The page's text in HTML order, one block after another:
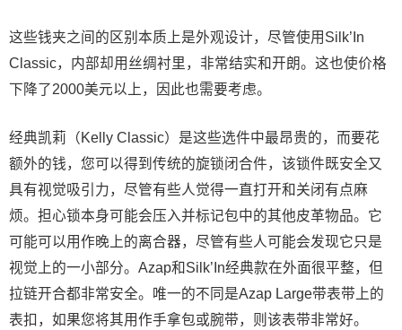
这些钱夹之间的区别本质上是外观设计，尽管使用Silk’In
Classic，内部却用丝绸衬里，非常结实和开朗。这也使价格
下降了2000美元以上，因此也需要考虑。
经典凯莉（Kelly Classic）是这些选件中最昂贵的，而要花
额外的钱，您可以得到传统的旋锁闭合件，该锁件既安全又
具有视觉吸引力，尽管有些人觉得一直打开和关闭有点麻
烦。担心锁本身可能会压入并标记包中的其他皮革物品。它
可能可以用作晚上的离合器，尽管有些人可能会发现它只是
视觉上的一小部分。Azap和Silk’In经典款在外面很平整，但
拉链开合都非常安全。唯一的不同是Azap Large带表带上的
表扣，如果您将其用作手拿包或腕带，则该表带非常好。